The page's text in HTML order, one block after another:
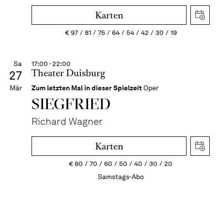
Karten
€97 81 75 64 54 42 30 19
Sa
27
Mär
17:00 - 22:00
Theater Duisburg
Zum letzten Mal in dieser SpielzeitOper
SIEG­FRIED
Richard Wagner
Karten
€80 70 60 50 40 30
20
Samstags-Abo